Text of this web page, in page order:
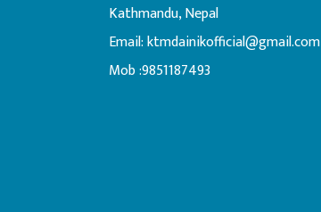
Kathmandu, Nepal
Email:ktmdainikofficial@gmail.com
Mob :9851187493